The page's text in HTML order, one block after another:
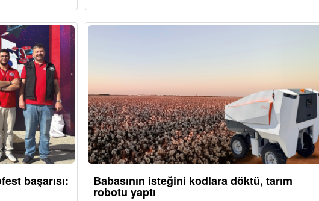
başarısı: Babasının isteğini kodlara döktü, tarım
robotu yaptı